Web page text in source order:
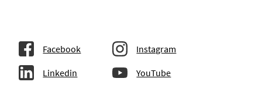
Facebook Instagram
Linkedin YouTube